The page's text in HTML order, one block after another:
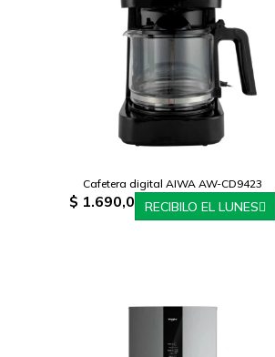
Cafetera digital AIWA AW-CD9423
$ 1.690,0 RECIBILO EL LUNES